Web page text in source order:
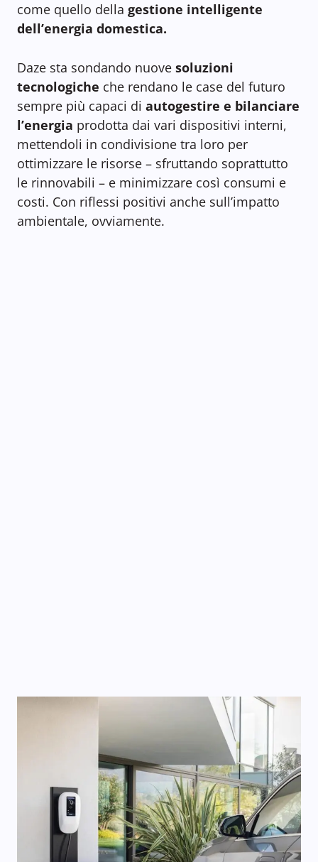
come quello della gestione intelligente
dell’energia domestica.
Daze sta sondando nuove soluzioni
tecnologiche che rendano le case del futuro
sempre più capaci di autogestire e bilanciare
l’energia prodotta dai vari dispositivi interni,
mettendoli in condivisione tra loro per
ottimizzare le risorse – sfruttando soprattutto
le rinnovabili – e minimizzare così consumi e
costi. Con riflessi positivi anche sull’impatto
ambientale, ovviamente.